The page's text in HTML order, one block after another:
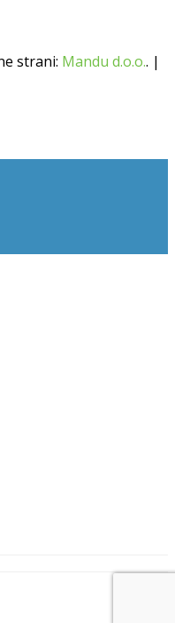
strani: Mandu d.o.o.. |